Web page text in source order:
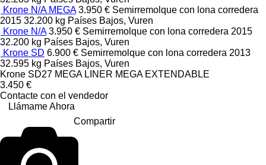
Krone N/A MEGA 3.950 € Semirremolque con lona corredera
2015 32.200 kg Países Bajos, Vuren
Krone N/A 3.950 € Semirremolque con lona corredera 2015
32.200 kg Países Bajos, Vuren
Krone SD 6.900 € Semirremolque con lona corredera 2013
32.595 kg Países Bajos, Vuren
Krone SD27 MEGA LINER MEGA EXTENDABLE
3.450 €
Contacte con el vendedor
Llámame Ahora
Compartir